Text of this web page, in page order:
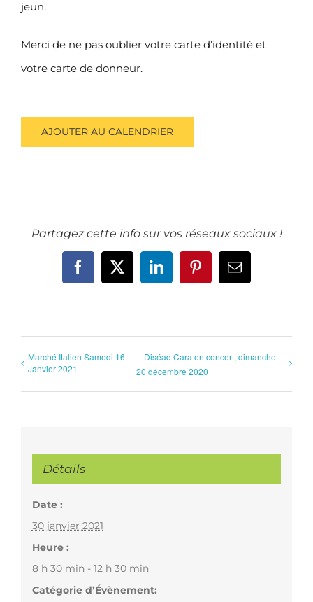
jeun.
Merci de ne pas oublier votre carte d’identité et
votre carte de donneur.
AJOUTER AU CALENDRIER
Partagez cette info sur vos réseaux sociaux !
Facebook
X LinkedInPinterestEmail
Marché Italien Samedi 16
Janvier 2021
Diséad Cara en concert, dimanche
20 décembre 2020
Détails
Date :
30 janvier 2021
Heure :
8 h 30 min - 12 h 30 min
Catégorie d’Évènement: